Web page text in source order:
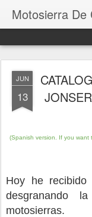
Motosierra De
JUN
13
(Spanish version. If you want
Hoy he recibido
desgranando
motosierras.